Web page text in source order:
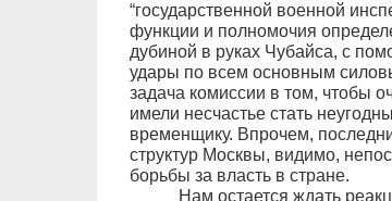
“государственной военной
функции и полномочия
дубиной в руках Чубайса, с
удары по всем основным
задача комиссии в том, чтобы
имели несчастье стать
временщику. Впрочем,
структур Москвы, видимо,
борьбы за власть в стране.
_____Нам остается ждать